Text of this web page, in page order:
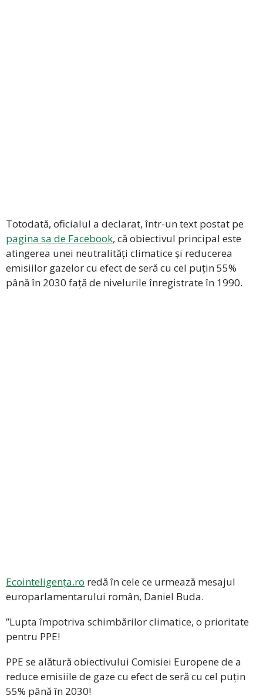
Totodată, oficialul a declarat, într-un text postat pe
pagina sa de Facebook, că obiectivul principal este
atingerea unei neutralități climatice și reducerea
emisiilor gazelor cu efect de seră cu cel puțin 55%
până în 2030 față de nivelurile înregistrate în 1990.
Ecointeligența.ro redă în cele ce urmează mesajul
europarlamentarului român, Daniel Buda.
”Lupta împotriva schimbărilor climatice, o prioritate
pentru PPE!
PPE se alătură obiectivului Comisiei Europene de a
reduce emisiile de gaze cu efect de seră cu cel puțin
55% până în 2030!